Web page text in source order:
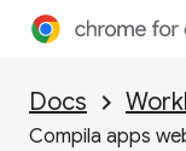
Docs
Compila apps